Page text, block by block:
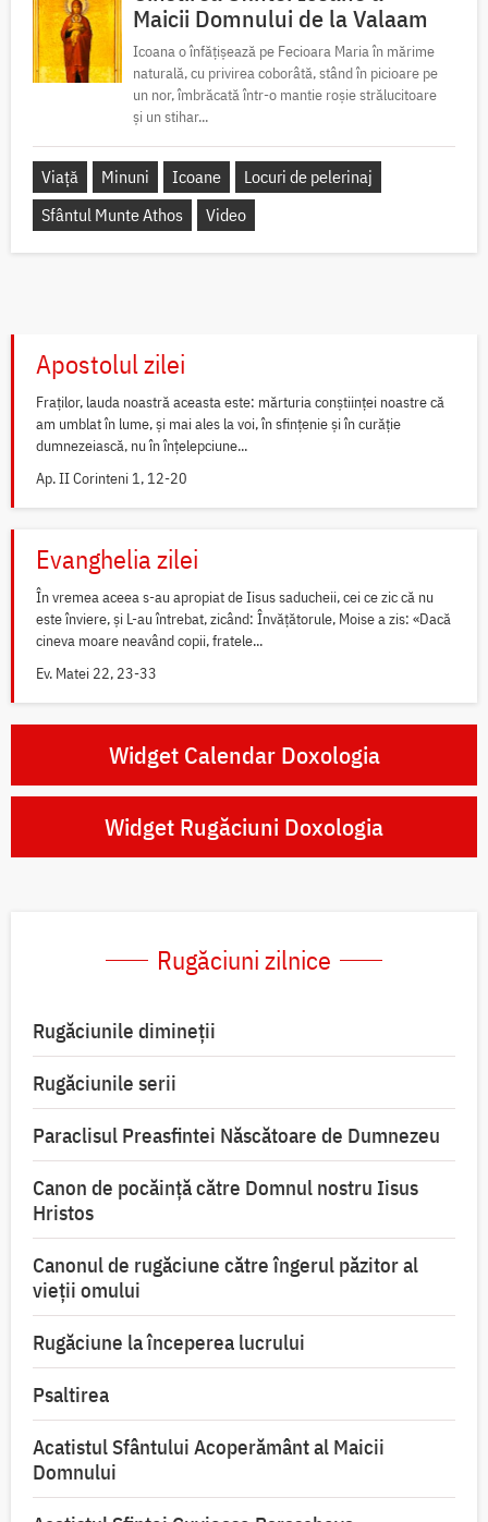
Maicii Domnului de la Valaam
Icoana o înfățișează pe Fecioara Maria în mărime
naturală, cu privirea coborâtă, stând în picioare pe
un nor, îmbrăcată într-o mantie roșie strălucitoare
și un stihar...
Viață Minuni Icoane
Locuri de pelerinaj
Sfântul Munte Athos
Video
Apostolul zilei
Fraților, lauda noastră aceasta este: mărturia conștiinței noastre că
am umblat în lume, și mai ales la voi, în sfințenie și în curăție
dumnezeiască, nu în înțelepciune...
Ap. II Corinteni 1, 12-20
Evanghelia zilei
În vremea aceea s-au apropiat de Iisus saducheii, cei ce zic că nu
este înviere, și L-au întrebat, zicând: Învățătorule, Moise a zis: «Dacă
cineva moare neavând copii, fratele...
Ev. Matei 22, 23-33
Widget Calendar Doxologia
Widget Rugăciuni Doxologia
Rugăciuni zilnice
Rugăciunile dimineții
Rugăciunile serii
Paraclisul Preasfintei Născătoare de Dumnezeu
Canon de pocăință către Domnul nostru Iisus
Hristos
Canonul de rugăciune către îngerul păzitor al
vieții omului
Rugăciune la începerea lucrului
Psaltirea
Acatistul Sfântului Acoperământ al Maicii
Domnului